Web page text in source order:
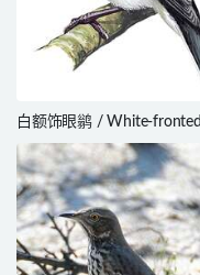
白额饰眼鹟 / White-fronted
Wattle-eye / Platysteira